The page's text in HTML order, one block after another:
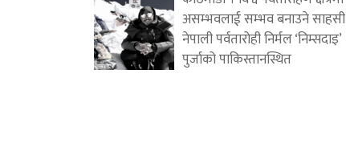
असम्भवलाई सम्भव बनाउने साहसी
नेपाली पर्वतारोही निर्मल ‘निम्सदाइ’
पुर्जाको पाकिस्तानस्थित